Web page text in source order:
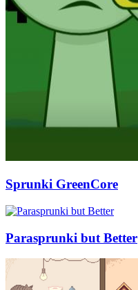
Sprunki GreenCore
Parasprunki but Better